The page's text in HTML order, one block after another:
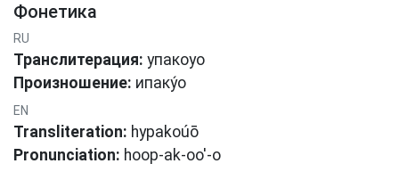
Фонетика
RU
Транслитерация: упакоуо
Произношение: ипаку́о
EN
Transliteration: hypakoúō
Pronunciation: hoop-ak-oo'-o